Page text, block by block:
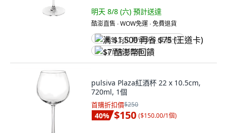
明天 8/8 (六) 預計送達
酷澎直售 ∙ WOW免運 ∙ 免費退貨
满 $1,500 再省 $75 (王道卡)
$7 酷澎幣回饋
pulsiva Plaza紅酒杯 22 x 10.5cm,
720ml, 1個
首購折扣價$250
40% $150 ($150.00/1個)